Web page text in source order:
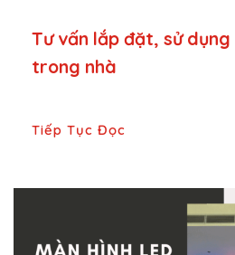
Tư vấn lắp đặt, sử dụng
trong nhà
Tiếp Tục Đọc